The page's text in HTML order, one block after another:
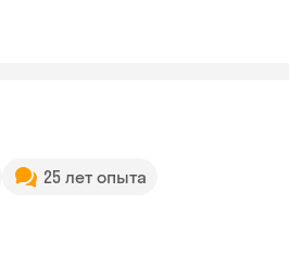
25 лет опыта